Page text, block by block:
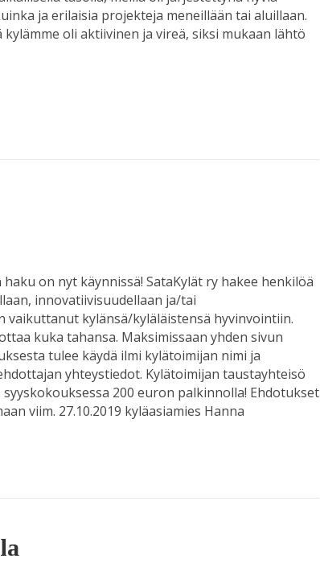
ja erilaisia projekteja meneillään tai aluillaan.
oli aktiivinen ja vireä, siksi mukaan lähtö
on nyt käynnissä! SataKylät ry hakee henkilöä
innovatiivisuudellaan ja/tai
vaikuttanut kylänsä/kyläläistensä hyvinvointiin.
kuka tahansa. Maksimissaan yhden sivun
tulee käydä ilmi kylätoimijan nimi ja
yhteystiedot. Kylätoimijan taustayhteisö
syyskokouksessa 200 euron palkinnolla! Ehdotukset
viim. 27.10.2019 kyläasiamies Hanna